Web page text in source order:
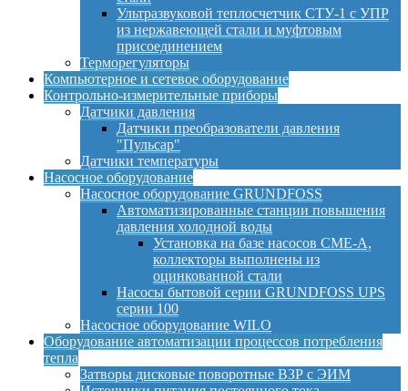
Ультразвуковой теплосчетчик СТУ-1 с УПР
из нержавеющей стали и муфтовым
присоединением
Терморегуляторы
Компьютерное и сетевое оборудование
Контрольно-измерительные приборы
Датчики давления
Датчики преобразователи давления
"Пульсар"
Датчики температуры
Насосное оборудование
Насосное оборудование GRUNDFOSS
Автоматизированные станции повышения
давления холодной воды
Установка на базе насосов CME-A,
коллекторы выполнены из
оцинкованной стали
Насосы бытовой серии GRUNDFOSS UPS
серии 100
Насосное оборудование WILO
Оборудование автоматизации процессов потребления
тепла
Затворы дисковые поворотные ВЗР с ЭИМ